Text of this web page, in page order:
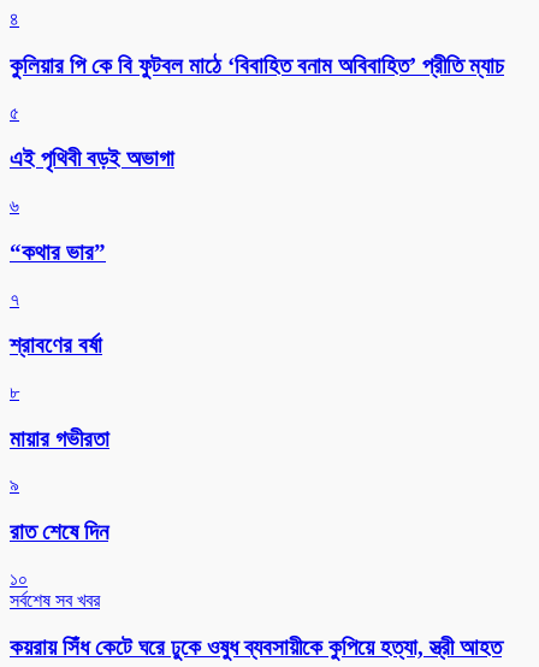
৪
কুলিয়ার পি কে বি ফুটবল মাঠে ‘বিবাহিত বনাম অবিবাহিত’ প্রীতি ম্যাচ
৫
এই পৃথিবী বড়ই অভাগা
৬
“কথার ভার”
৭
শ্রাবণের বর্ষা
৮
মায়ার গভীরতা
৯
রাত শেষে দিন
১০
সর্বশেষ সব খবর
কয়রায় সিঁধ কেটে ঘরে ঢুকে ওষুধ ব্যবসায়ীকে কুপিয়ে হত্যা, স্ত্রী আহত